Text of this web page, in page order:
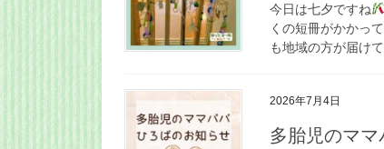
今日は七夕ですね
くの短冊がかかっ
も地域の方が届け
2026年7月4日
多胎児のマ